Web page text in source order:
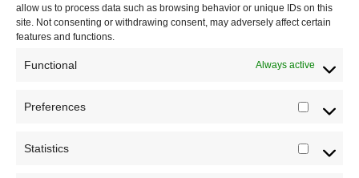
allow us to process data such as browsing behavior or unique IDs on this
site. Not consenting or withdrawing consent, may adversely affect certain
features and functions.
Functional Always active
Preferences
Statistics